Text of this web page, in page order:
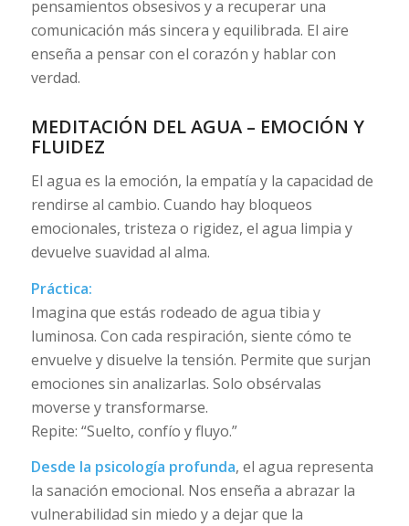
pensamientos obsesivos y a recuperar una
comunicación más sincera y equilibrada. El aire
enseña a pensar con el corazón y hablar con
verdad.
MEDITACIÓN DEL AGUA – EMOCIÓN Y
FLUIDEZ
El agua es la emoción, la empatía y la capacidad de
rendirse al cambio. Cuando hay bloqueos
emocionales, tristeza o rigidez, el agua limpia y
devuelve suavidad al alma.
Práctica:
Imagina que estás rodeado de agua tibia y
luminosa. Con cada respiración, siente cómo te
envuelve y disuelve la tensión. Permite que surjan
emociones sin analizarlas. Solo obsérvalas
moverse y transformarse.
Repite: “Suelto, confío y fluyo.”
Desde la psicología profunda, el agua representa
la sanación emocional. Nos enseña a abrazar la
vulnerabilidad sin miedo y a dejar que la